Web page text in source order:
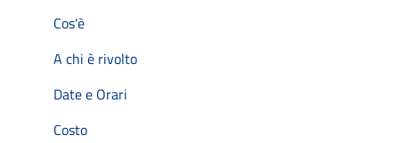
Cos'è
A chi è rivolto
Date e Orari
Costo